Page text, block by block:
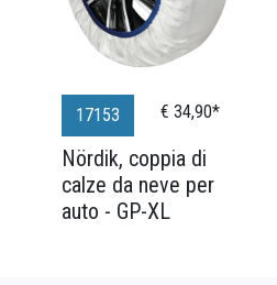
17153 € 34,90*
Nördik, coppia di
calze da neve per
auto - GP-XL